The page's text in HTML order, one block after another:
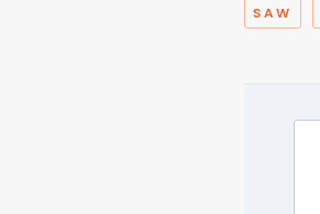
SAW